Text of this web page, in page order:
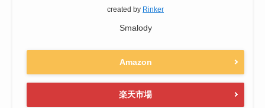
created by Rinker
Smalody
Amazon
楽天市場